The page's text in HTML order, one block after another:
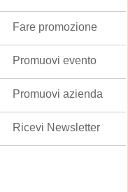
Fare promozione
Promuovi evento
Promuovi azienda
Ricevi Newsletter